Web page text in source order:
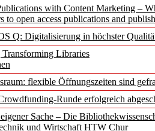
with Content Marketing –
to open access publications and
Q: Digitalisierung in höchster
Libraries
flexible Öffnungszeiten sind
Runde erfolgreich
Sache – Die
und Wirtschaft HTW Chur